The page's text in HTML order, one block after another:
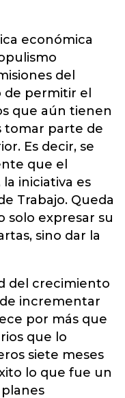
económica
del
de permitir el
que aún tienen
tomar parte de
Es decir, se
que el
iniciativa es
Trabajo. Queda
solo expresar su
sino dar la
del crecimiento
incrementar
por más que
que lo
siete meses
lo que fue un